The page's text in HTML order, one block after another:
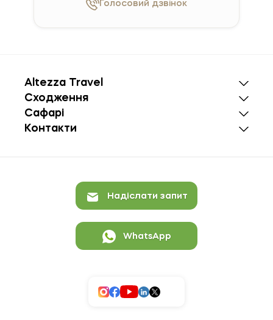
Голосовий дзвінок
Altezza Travel
Сходження
Сафарі
Контакти
Надіслати запит
WhatsApp